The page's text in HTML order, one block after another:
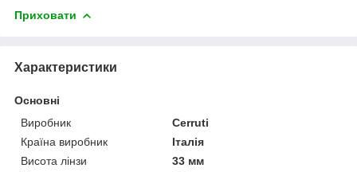
Приховати
Характеристики
Основні
Виробник
Cerruti
Країна виробник
Італія
Висота лінзи
33 мм